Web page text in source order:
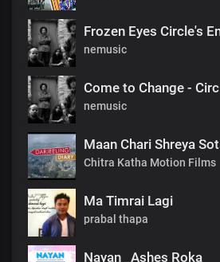
Frozen Eyes Circle's
nemusic
Come to Change -
nemusic
Chitra Katha Motion Films
Ma Timrai Lagi
prabal thapa
Nayan _Ashes Roka